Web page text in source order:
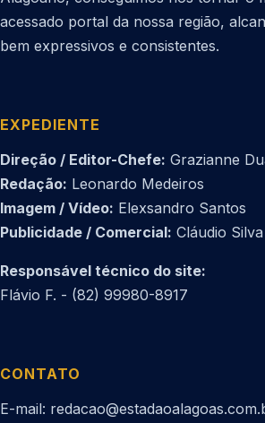
acessado portal da nossa região,
bem expressivos e consistentes.
EXPEDIENTE
Direção / Editor-Chefe: Grazianne
Redação: Leonardo Medeiros
Imagem / Vídeo: Elexsandro Santos
Publicidade / Comercial: Cláudio Silva
Responsável técnico do site:
Flávio F. - (82) 99980-8917
CONTATO
E-mail: